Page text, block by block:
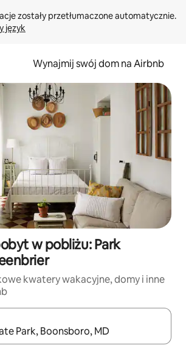
język
Wynajmij swój dom na Airbnb
w pobliżu: Park
kwatery wakacyjne, domy i inne
dostępne, możesz poruszać się po nich za